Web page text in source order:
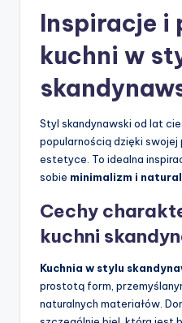
Inspiracje i
kuchni w
Styl skandynawski od lat
popularnością dzięki
estetyce. To idealna
sobie minimalizm i
Cechy
kuchni
Kuchnia w stylu
prostotą form,
naturalnych materiałów.